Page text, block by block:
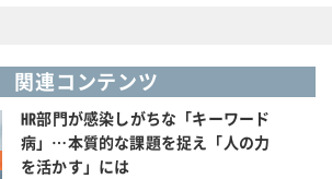
関連コンテンツ
HR部門が感染しがちな「キーワード
病」…本質的な課題を捉え「人の力
を活かす」には